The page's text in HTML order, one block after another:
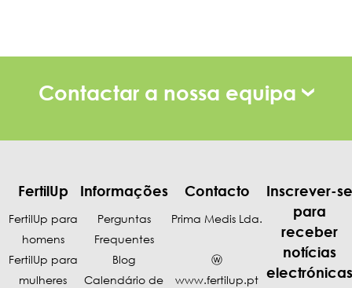
Contactar a nossa equipa
FertilUp
FertilUp para
homens
FertilUp para
mulheres
Informações
Perguntas
Frequentes
Blog
Calendário de
Contacto
Prima Medis Lda.
ⓦ
www.fertilup.pt
Inscrever-se
para
receber
notícias
electrónicas